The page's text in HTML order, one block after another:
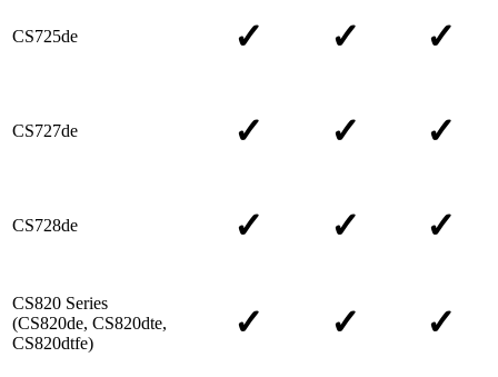
CS725de ✓ ✓ ✓
CS727de ✓ ✓ ✓
CS728de ✓ ✓ ✓
CS820 Series
(CS820de, CS820dte,
CS820dtfe)
✓ ✓ ✓